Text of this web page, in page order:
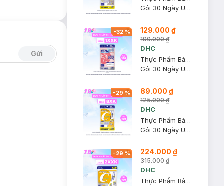
Gửi
Gói 30 Ngày Uống
-32% 129.000 ₫
190.000 ₫
DHC
Thực Phẩm Bảo Vệ Sức Khỏe DHC Sustained Release Biotin
Gói 30 Ngày Uống
-29 % 89.000 ₫
125.000 ₫
DHC
Thực Phẩm Bảo Vệ Sức Khỏe DHC Vitamin C Hard Capsule
Gói 30 Ngày Uống
-29 % 224.000 ₫
315.000 ₫
DHC
Thực Phẩm Bảo Vệ Sức Khỏe DHC Vitamin C Hard Capsule